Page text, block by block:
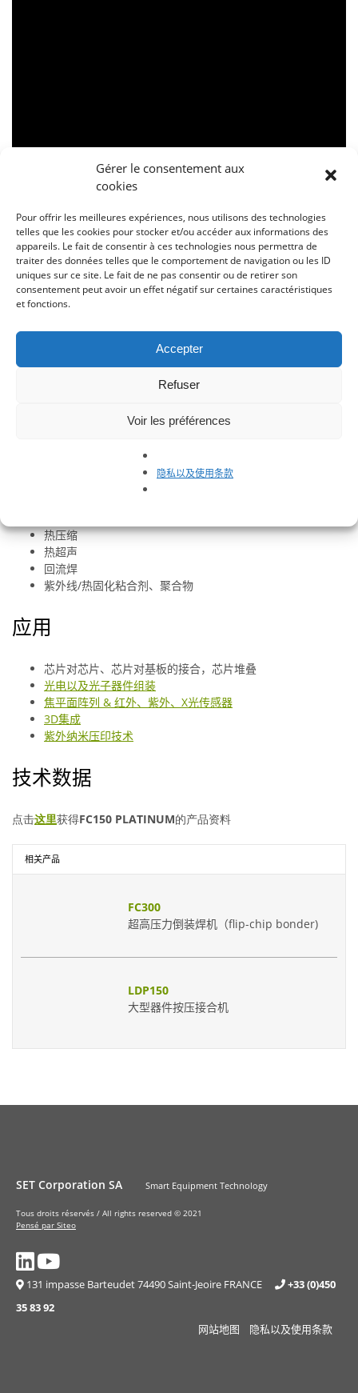
Gérer le consentement aux
cookies
Pour offrir les meilleures expériences, nous utilisons des technologies
telles que les cookies pour stocker et/ou accéder aux informations des
appareils. Le fait de consentir à ces technologies nous permettra de
traiter des données telles que le comportement de navigation ou les ID
uniques sur ce site. Le fait de ne pas consentir ou de retirer son
consentement peut avoir un effet négatif sur certaines caractéristiques
et fonctions.
Accepter
Refuser
Voir les préférences
隐私以及使用条款
相关产品
FC300
超高压力倒装焊机（flip-chip bonder)
LDP150
大型器件按压接合机
…
主要优点
高倍显微镜可清晰显示组件图像
易于使用，快速设置新应用程序
手动（逐步）和自动模式
热压缩
热超声
回流焊
紫外线/热固化粘合剂、聚合物
应用
芯片对芯片、芯片对基板的接合，芯片堆叠
光电以及光子器件组装
焦平面阵列 & 红外、紫外、X光传感器
3D集成
紫外纳米压印技术
技术数据
点击这里获得FC150 PLATINUM的产品资料
SET Corporation SA Smart Equipment Technology
Tous droits réservés / All rights reserved © 2021
Pensé par Siteo
131 impasse Barteudet 74490 Saint-Jeoire FRANCE
+33 (0)450
35 83 92
网站地图
隐私以及使用条款